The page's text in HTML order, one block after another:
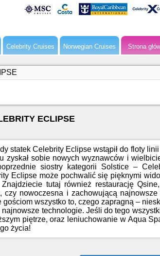
Celebrity Cruises Norwegian Cruises
Strona
ECLIPSE
statek Celebrity Eclipse wstąpił do floty
zyskał sobie nowych wyznawców i
siostry kategorii Solstice –
Eclipse może pochwalić się pięknymi
Znajdziecie tutaj również restaurację
czy nowoczesna i zachowującą
gościom wszystko to, czego zapragną –
najnowsze technologie. Jeśli do tego
piętrze, oraz leniuchowanie w Aqua
życia!